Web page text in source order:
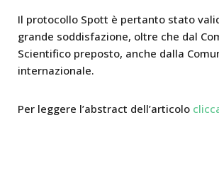
Il protocollo Spott è pertanto stato
grande soddisfazione, oltre che dal
Scientifico preposto, anche dalla
internazionale.
Per leggere l’abstract dell’articolo